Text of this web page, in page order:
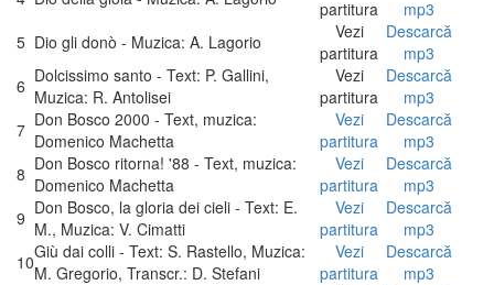
partitura
mp3
5 Dio gli donò - Muzica: A. Lagorio
Vezi
partitura
Descarcă
mp3
6 Dolcissimo santo - Text: P. Gallini,
Muzica: R. Antolisei
Vezi
partitura
Descarcă
mp3
7 Don Bosco 2000 - Text, muzica:
Domenico Machetta
Vezi
partitura
Descarcă
mp3
8 Don Bosco ritorna! '88 - Text, muzica:
Domenico Machetta
Vezi
partitura
Descarcă
mp3
9 Don Bosco, la gloria dei cieli - Text: E.
M., Muzica: V. Cimatti
Vezi
partitura
Descarcă
mp3
10Giù dai colli - Text: S. Rastello, Muzica:
M. Gregorio, Transcr.: D. Stefani
Vezi
partitura
Descarcă
mp3